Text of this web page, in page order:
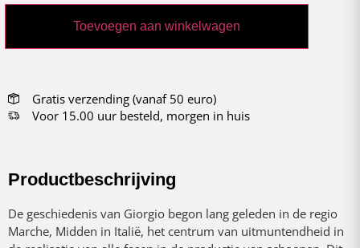
Toevoegen aan winkelwagen
Gratis verzending (vanaf 50 euro)
Voor 15.00 uur besteld, morgen in huis
Productbeschrijving
De geschiedenis van Giorgio begon lang geleden in de regio
Marche, Midden in Italië, het centrum van uitmuntendheid in